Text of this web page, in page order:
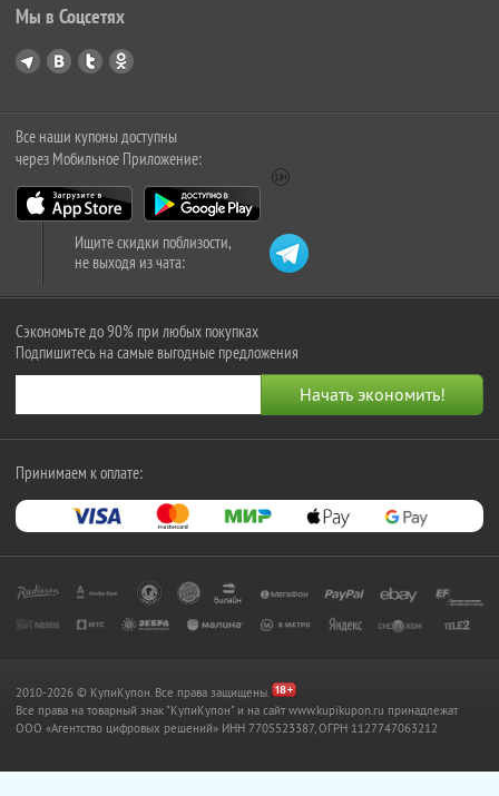
Мы в Соцсетях
Все наши купоны доступны
через Мобильное Приложение:
Ищите скидки поблизости,
не выходя из чата:
Сэкономьте до 90% при любых покупках
Подпишитесь на самые выгодные предложения
Принимаем к оплате:
2010-2026 © КупиКупон. Все права защищены.
Все права на товарный знак "КупиКупон" и на сайт www.kupikupon.ru принадлежат
OOO «Агентство цифровых решений» ИНН 7705523387, ОГРН 1127747063212